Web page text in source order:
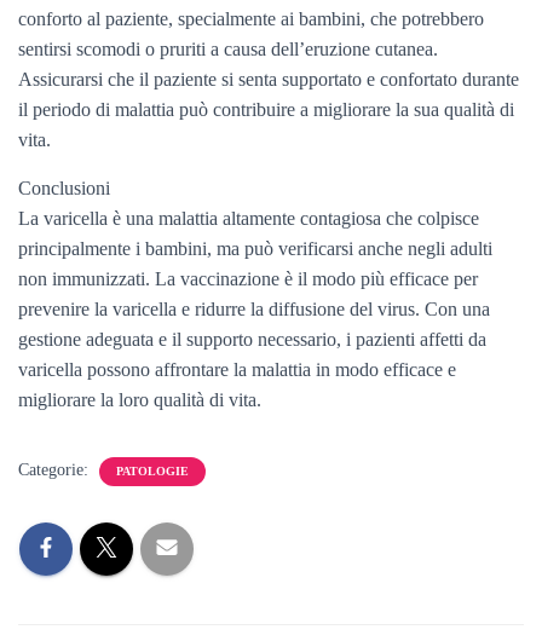
conforto al paziente, specialmente ai bambini, che potrebbero
sentirsi scomodi o pruriti a causa dell’eruzione cutanea.
Assicurarsi che il paziente si senta supportato e confortato durante
il periodo di malattia può contribuire a migliorare la sua qualità di
vita.
Conclusioni
La varicella è una malattia altamente contagiosa che colpisce
principalmente i bambini, ma può verificarsi anche negli adulti
non immunizzati. La vaccinazione è il modo più efficace per
prevenire la varicella e ridurre la diffusione del virus. Con una
gestione adeguata e il supporto necessario, i pazienti affetti da
varicella possono affrontare la malattia in modo efficace e
migliorare la loro qualità di vita.
Categorie: PATOLOGIE